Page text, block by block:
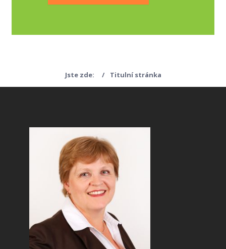
Jste zde: Titulní stránka